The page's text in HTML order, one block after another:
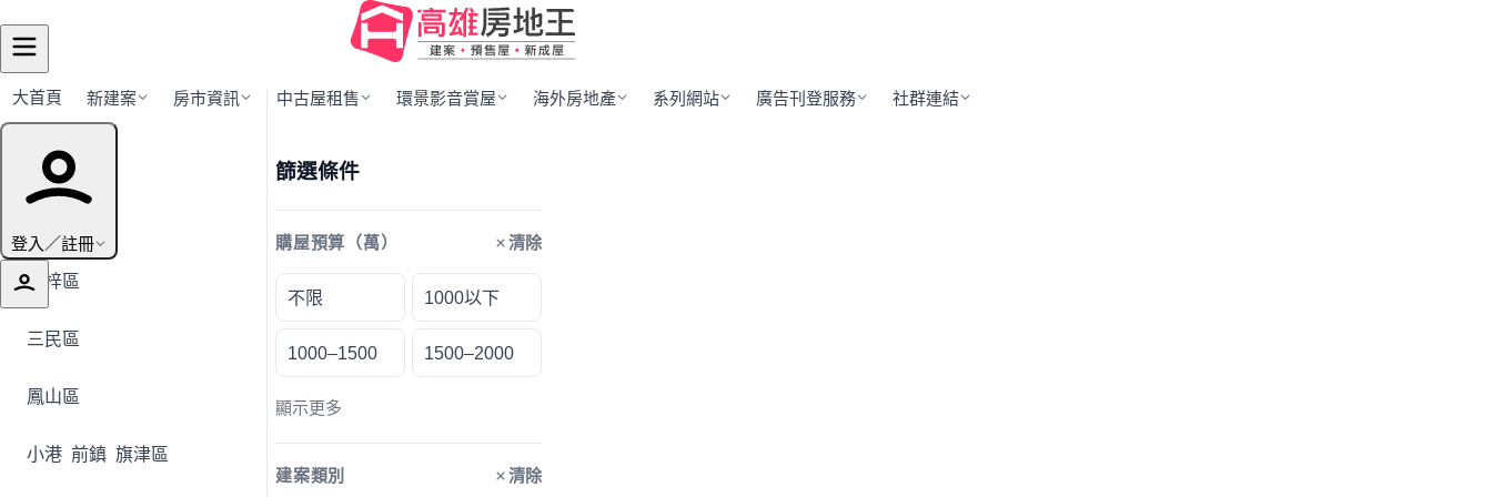
大首頁 新建案 房市資訊 中古屋租售 環景影音賞屋 海外房地產 系列網站 廣告刊登服務 社群連結
登入／註冊
行政區導覽
楠梓區
三民區
鳳山區
小港 前鎮 旗津區
篩選條件
購屋預算（萬） 清除
不限 1000以下
1000–1500 1500–2000
顯示更多
建案類別 清除